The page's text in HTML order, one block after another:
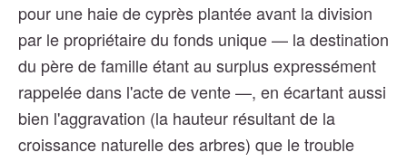
pour une haie de cyprès plantée avant la division
par le propriétaire du fonds unique — la destination
du père de famille étant au surplus expressément
rappelée dans l'acte de vente —, en écartant aussi
bien l'aggravation (la hauteur résultant de la
croissance naturelle des arbres) que le trouble